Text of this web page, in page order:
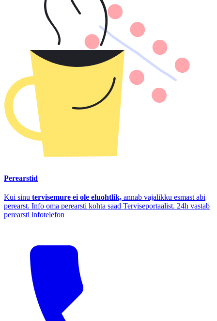
Perearstid
Kui sinu tervisemure ei ole eluohtlik, annab vajalikku esmast abi
perearst. Info oma perearsti kohta saad Terviseportaalist. 24h vastab
perearsti infotelefon